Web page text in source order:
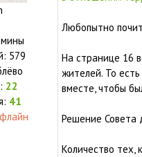
579
22
41
Любопытно
На странице 16
жителей. То
вместе, чтобы
Решение Совета
Количество тех,